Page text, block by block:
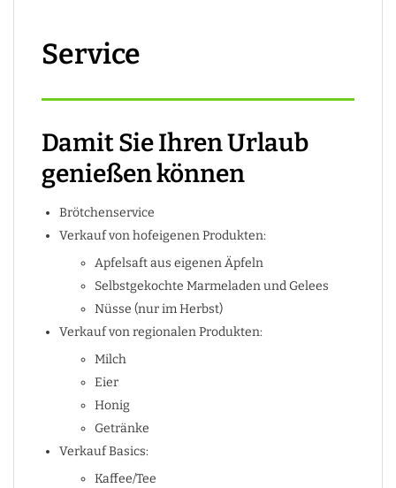
Service
Damit Sie Ihren Urlaub
genießen können
Brötchenservice
Verkauf von hofeigenen Produkten:
Apfelsaft aus eigenen Äpfeln
Selbstgekochte Marmeladen und Gelees
Nüsse (nur im Herbst)
Verkauf von regionalen Produkten:
Milch
Eier
Honig
Getränke
Verkauf Basics:
Kaffee/Tee